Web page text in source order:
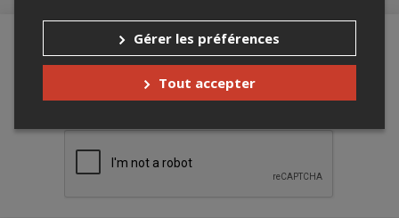
Merci de confirmer que vous n'êtes pas un
robot ci-bas.
Gérer les préférences
Tout accepter